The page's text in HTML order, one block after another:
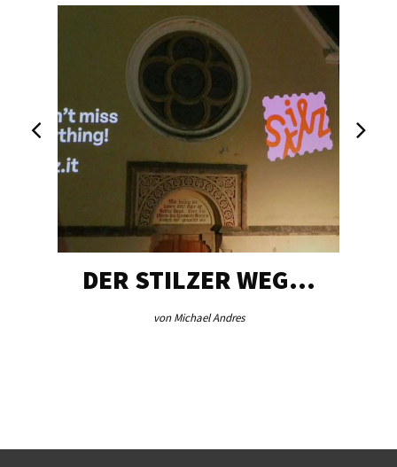
DER STILZER WEG…
von Michael Andres